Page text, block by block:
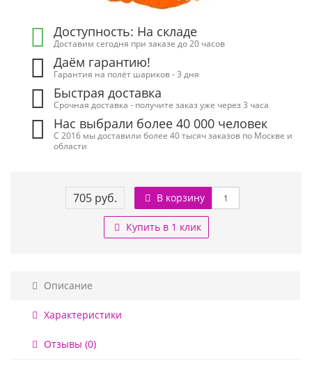
Доступность: На складе
Доставим сегодня при заказе до 20 часов
Даём гарантию!
Гарантия на полёт шариков - 3 дня
Быстрая доставка
Срочная доставка - получите заказ уже через 3 часа
Нас выбрали более 40 000 человек
С 2016 мы доставили более 40 тысяч заказов по Москве и
области
705 руб. В корзину
Купить в 1 клик
Описание
Характеристики
Отзывы (0)